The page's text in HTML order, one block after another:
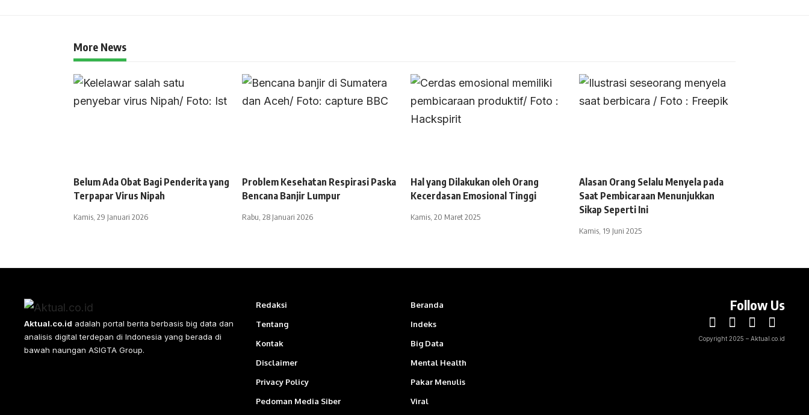
More News
Belum Ada Obat Bagi Penderita yang
Terpapar Virus Nipah
Kamis, 29 Januari 2026
Problem Kesehatan Respirasi Paska
Bencana Banjir Lumpur
Rabu, 28 Januari 2026
Hal yang Dilakukan oleh Orang
Kecerdasan Emosional Tinggi
Kamis, 20 Maret 2025
Alasan Orang Selalu Menyela pada
Saat Pembicaraan Menunjukkan
Sikap Seperti Ini
Kamis, 19 Juni 2025
Aktual.co.id adalah portal berita berbasis big data dan
analisis digital terdepan di Indonesia yang berada di
bawah naungan ASIGTA Group.
Redaksi
Tentang
Kontak
Disclaimer
Privacy Policy
Pedoman Media Siber
Beranda
Indeks
Big Data
Mental Health
Pakar Menulis
Viral
Follow Us
Copyright 2025 – Aktual.co.id